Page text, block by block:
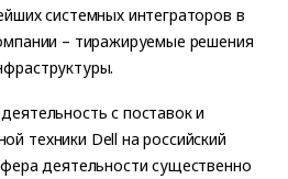
системных интеграторов в
– тиражируемые решения
с поставок и
техники Dell на российский
деятельности существенно